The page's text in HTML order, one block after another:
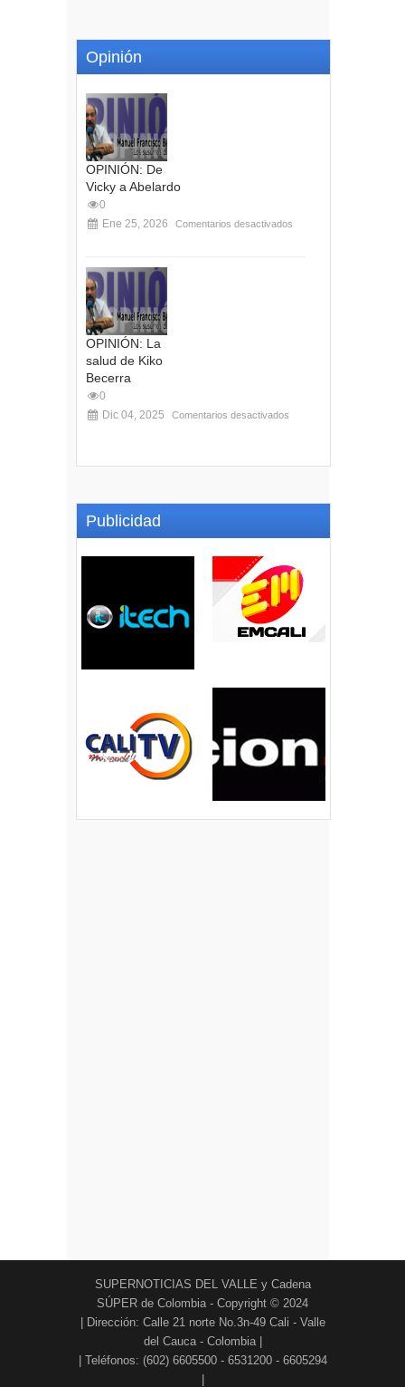
Opinión
OPINIÓN: De
Vicky a Abelardo
0
Ene 25, 2026
Comentarios desactivados
OPINIÓN: La
salud de Kiko
Becerra
0
Dic 04, 2025
Comentarios desactivados
Publicidad
SUPERNOTICIAS DEL VALLE y Cadena
SÚPER de Colombia - Copyright © 2024
| Dirección: Calle 21 norte No.3n-49 Cali - Valle
del Cauca - Colombia |
| Teléfonos: (602) 6605500 - 6531200 - 6605294